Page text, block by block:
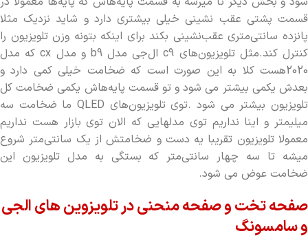
قسمت پشتی عقب نشینی خیلی بیشتری دارد و شاید نزدیک مثلا
پانزده سانتی‌متری عقب‌نشینی بکند برای اینکه بتونه وزن تلویزیون را
کنترل کند.مثل تلویزیون‌های c9 ال‌جی مدل b9 و مدل cx که مدل
2020هست کلا به این صورت است که ضخامت خیلی کمی دارد و
بعدش یکمی بیشتر می شود و تو قسمت پایه‌هاش یکمی ضخامت کل
تلویزیون بیشتر می شود .توی تلویزیون‌های QLED ما ضخامت سه
میلیمتر و اینا نداریم توی مدلهایی که الان توی بازار هست نداریم
معمولا تلویزیون تقریبا یه دست و ضخامتش از یک سانتی‌متر شروع
میشه تا سه چهار سانتی‌متر که بستگی به مدل تلویزیون این
ضخامت عوض می شود.
صفحه ‌تخت و صفحه منحنی در تلویزوین های الجی
و سامسونگ